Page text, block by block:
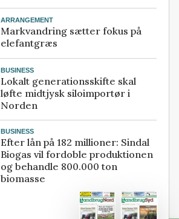
ARRANGEMENT
Markvandring sætter fokus på
elefantgræs
BUSINESS
Lokalt generationsskifte skal
løfte midtjysk siloimportør i
Norden
BUSINESS
Efter lån på 182 millioner: Sindal
Biogas vil fordoble produktionen
og behandle 800.000 ton
biomasse